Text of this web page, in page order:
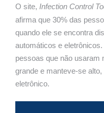
O site, Infection Control
afirma que 30% das
quando ele se encontra
automáticos e
pessoas que não usaram
grande e manteve-se
eletrônico.